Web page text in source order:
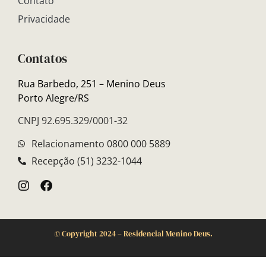
Privacidade
Contatos
Rua Barbedo, 251 – Menino Deus
Porto Alegre/RS
CNPJ 92.695.329/0001-32
Relacionamento 0800 000 5889
Recepção (51) 3232-1044
©Copyright 2024 – Residencial Menino Deus.